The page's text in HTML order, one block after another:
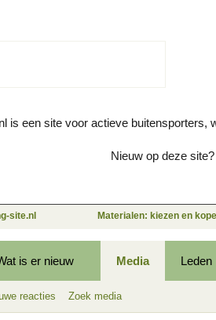
is een site voor actieve
Nieuw op deze
site.nl Materialen: kiezen en
is er nieuw Media Leden
reacties Zoek media